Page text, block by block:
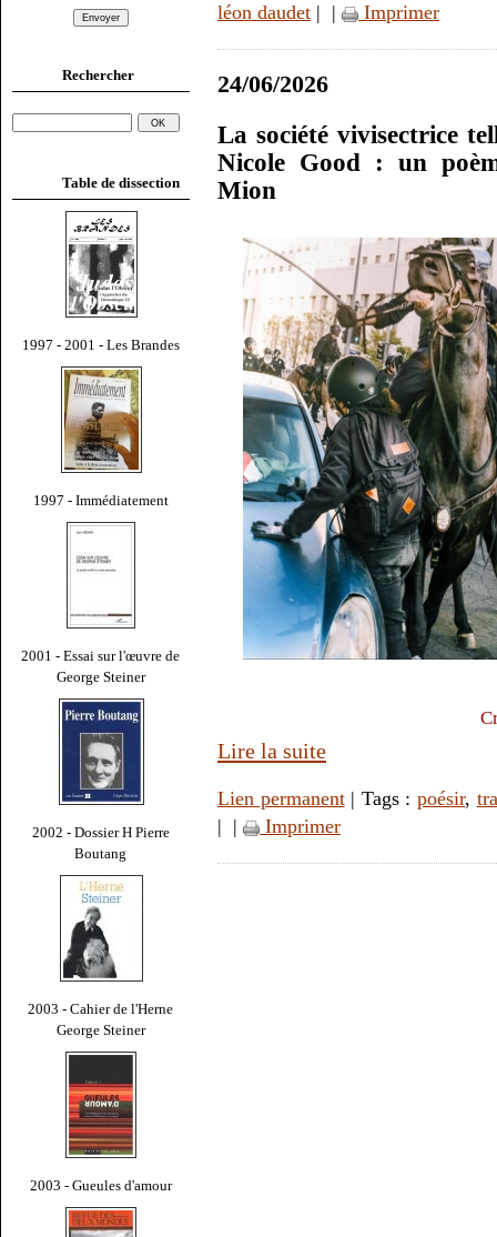
Rechercher
Table de dissection
1997 - 2001 - Les Brandes
1997 - Immédiatement
2001 - Essai sur l'œuvre de
George Steiner
2002 - Dossier H Pierre
Boutang
2003 - Cahier de l'Herne
George Steiner
2003 - Gueules d'amour
léon daudet | | Imprimer
24/06/2026
La société vivisectrice
Nicole Good : un
Mion
Lire la suite
Lien permanent| Tags :poésir,
| | Imprimer